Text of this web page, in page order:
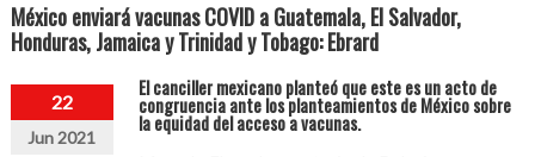
México enviará vacunas COVID a Guatemala, El Salvador,
Honduras, Jamaica y Trinidad y Tobago: Ebrard
22
Jun 2021
El canciller mexicano planteó que este es un acto de
congruencia ante los planteamientos de México sobre
la equidad del acceso a vacunas.